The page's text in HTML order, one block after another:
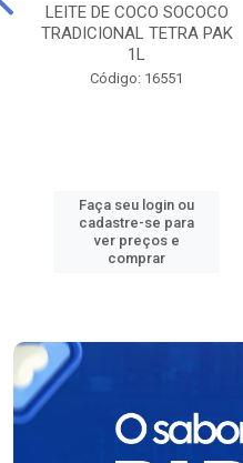
LEITE DE COCO SOCOCO
TRADICIONAL TETRA PAK
1L
Código: 16551
Faça seu login ou
cadastre-se para
ver preços e
comprar